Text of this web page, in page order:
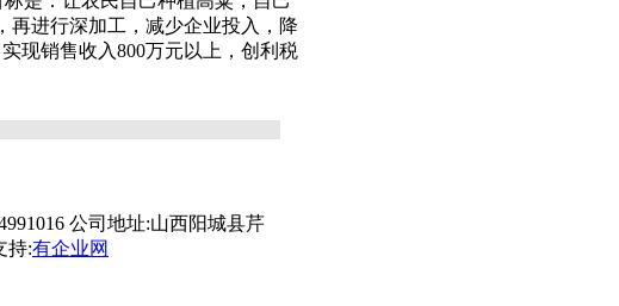
再进行深加工，减少企业投入，降
现销售收入800万元以上，创利税
公司地址:山西阳城县芹
持:有企业网